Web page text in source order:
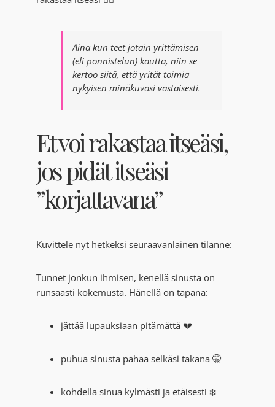
Aina kun teet jotain yrittämisen
(eli ponnistelun) kautta, niin se
kertoo siitä, että yrität toimia
nykyisen minäkuvasi vastaisesti.
Et voi rakastaa itseäsi,
jos pidät itseäsi
”korjattavana”
Kuvittele nyt hetkeksi seuraavanlainen tilanne:
Tunnet jonkun ihmisen, kenellä sinusta on
runsaasti kokemusta. Hänellä on tapana:
jättää lupauksiaan pitämättä 💔
puhua sinusta pahaa selkäsi takana 🤫
kohdella sinua kylmästi ja etäisesti ❄️